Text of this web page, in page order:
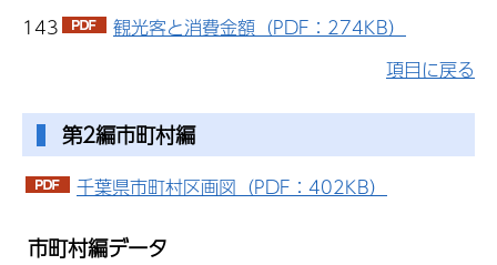
143
観光客と消費金額（PDF：274KB）
項目に戻る
第2編市町村編
千葉県市町村区画図（PDF：402KB）
市町村編データ